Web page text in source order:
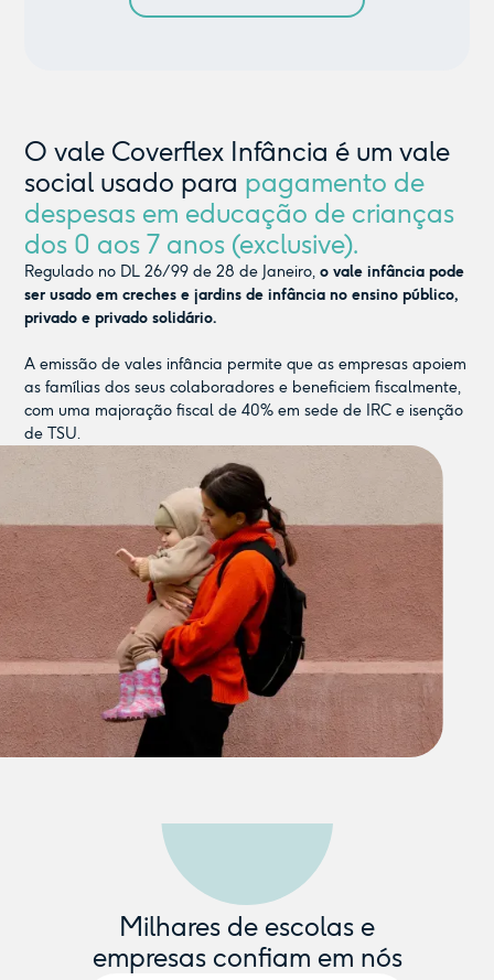
O vale Coverflex Infância é um vale
social usado para pagamento de
despesas em educação de crianças
dos 0 aos 7 anos (exclusive).
Regulado no DL 26/99 de 28 de Janeiro,o vale infância pode
ser usado em creches e jardins de infância no ensino público,
privado e privado solidário.
A emissão de vales infância permite que as empresas apoiem
as famílias dos seus colaboradores e beneficiem fiscalmente,
com uma majoração fiscal de 40% em sede de IRC e isenção
de TSU.
Milhares de escolas e
empresas confiam em nós